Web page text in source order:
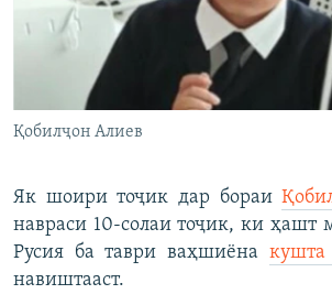
Қобилҷон Алиев
Як шоири тоҷик дар бораи
навраси 10-солаи тоҷик, ки ҳашт
Русия ба таври ваҳшиёна
навиштааст.